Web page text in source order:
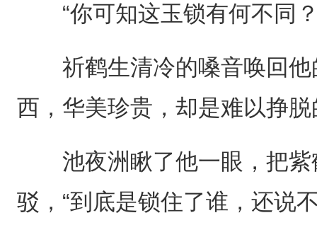
“你可知这玉锁有何不同
祈鹤生清冷的嗓音唤回他
西，华美珍贵，却是难以挣脱
池夜洲瞅了他一眼，把紫
驳，“到底是锁住了谁，还说